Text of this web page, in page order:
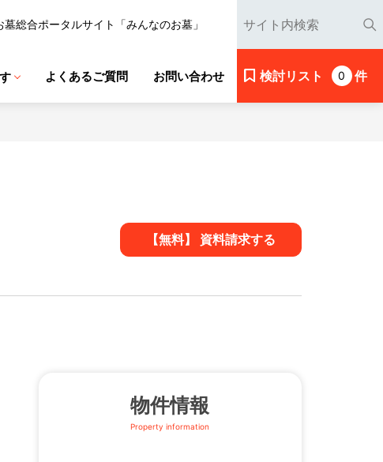
墓総合ポータルサイト「みんなのお墓」
よくあるご質問 お問い合わせ 検討リスト 0 件
【無料】 資料請求する
物件情報
Property information